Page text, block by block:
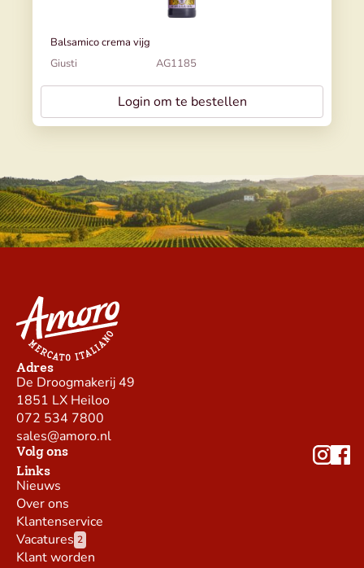
Balsamico crema vijg
Giusti
AG1185
Login om te bestellen
Adres
De Droogmakerij 49
1851 LX Heiloo
072 534 7800
sales@amoro.nl
Volg ons
Links
Nieuws
Over ons
Klantenservice
Vacatures 2
Klant worden